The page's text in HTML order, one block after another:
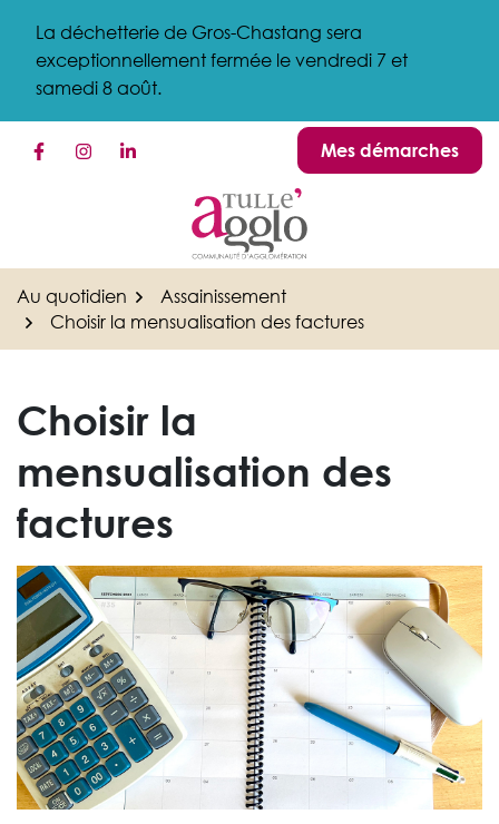
contenu
La déchetterie de Gros-Chastang sera
exceptionnellement fermée le vendredi 7 et
samedi 8 août.
Lien vers le compte Facebook
Lien vers le compte Instagram
Lien vers le compte LinkedinMes démarches
Au quotidien
Assainissement
Choisir la mensualisation des factures
Choisir la
mensualisation des
factures